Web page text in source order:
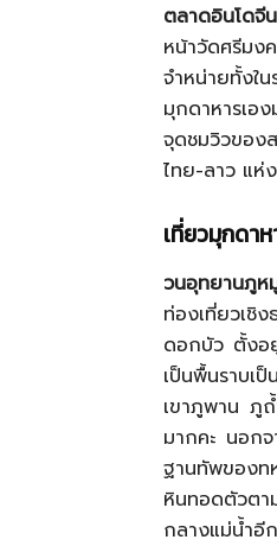
ตลาดอินโดจีน
หน้าวัดศรีมง
จำหน่ายทั้งใ
มุกดาหารเอ
จุดชมวิวของ
ไทย-ลาว แห่
เที่ยวมุกดา
วนอุทยานภูห
ท่องเที่ยวเชิ
ดอกบัว ตั้งอ
เป็นพื้นราบเ
เขาภูพาน ภู
มากคะ นอก
ฐานทัพของท
หินทอดตัวตา
กลางแม่น้ำอี